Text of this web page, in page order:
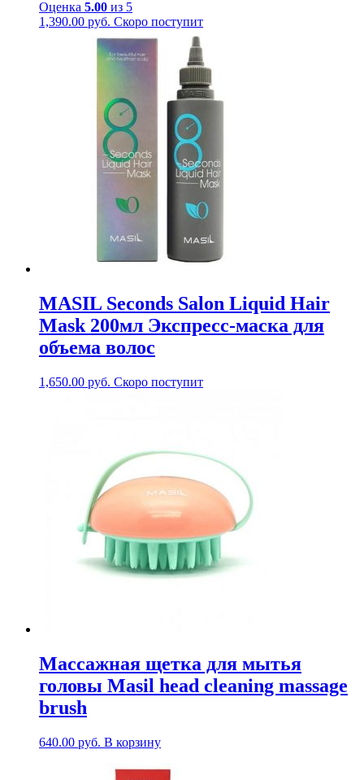
Оценка 5.00 из 5
1,390.00 руб. Скоро поступит
MASIL Seconds Salon Liquid Hair
Mask 200мл Экспресс-маска для
объема волос
1,650.00 руб. Скоро поступит
Массажная щетка для мытья
головы Masil head cleaning massage
brush
640.00 руб. В корзину